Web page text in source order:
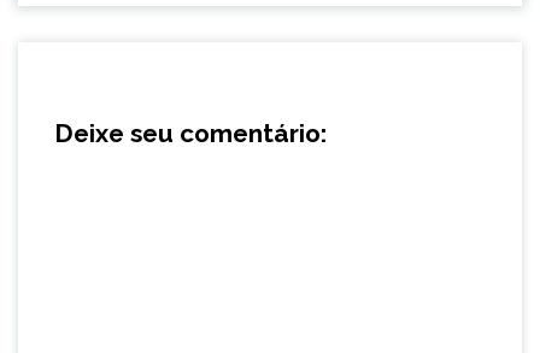
Deixe seu comentário: